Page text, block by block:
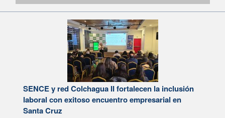
SENCE y red Colchagua II fortalecen la inclusión
laboral con exitoso encuentro empresarial en
Santa Cruz